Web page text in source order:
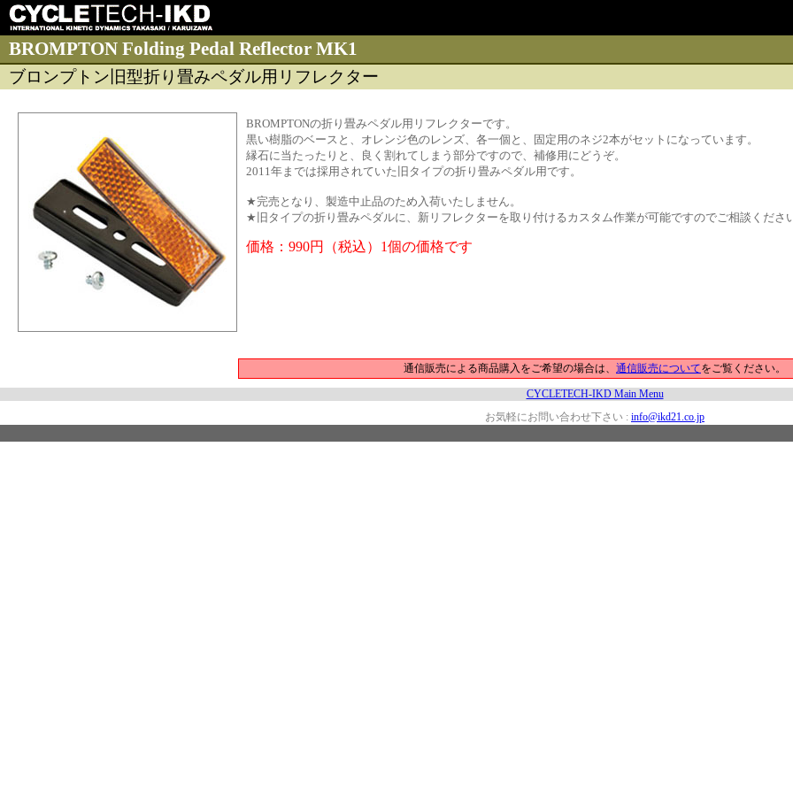
BROMPTON Folding Pedal Reflector MK1
ブロンプトン旧型折り畳みペダル用リフレクター
BROMPTONの折り畳みペダル用リフレクターです。
黒い樹脂のベースと、オレンジ色のレンズ、各一個と、固定用のネジ2本がセットになっています。
縁石に当たったりと、良く割れてしまう部分ですので、補修用にどうぞ。
2011年までは採用されていた旧タイプの折り畳みペダル用です。
★完売となり、製造中止品のため入荷いたしません。
★旧タイプの折り畳みペダルに、新リフレクターを取り付けるカスタム作業が可能ですのでご相談くださ
価格：990円（税込）1個の価格です
通信販売による商品購入をご希望の場合は、 通信販売についてをご覧ください。
CYCLETECH-IKD Main Menu
お気軽にお問い合わせ下さい : info@ikd21.co.jp